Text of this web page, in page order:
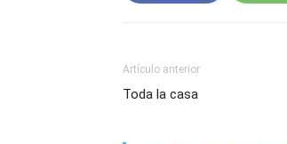
Artículo anterior
Toda la casa